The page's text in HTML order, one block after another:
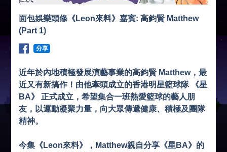
面包娛樂頭條《Leon來料》嘉賓: 高鈞賢 Matthew
(Part 1)
分享
近年於內地積極發展演藝事業的高鈞賢 Matthew，最
近又有新搞作！由他牽頭成立的香港明星籃球隊 《星
BA》 正式成立，希望集合一班熱愛籃球的藝人朋
友，以運動凝聚力量，向大眾傳遞健康、積極及團隊
精神。
今集《Leon來料》，Matthew親自分享《星BA》的